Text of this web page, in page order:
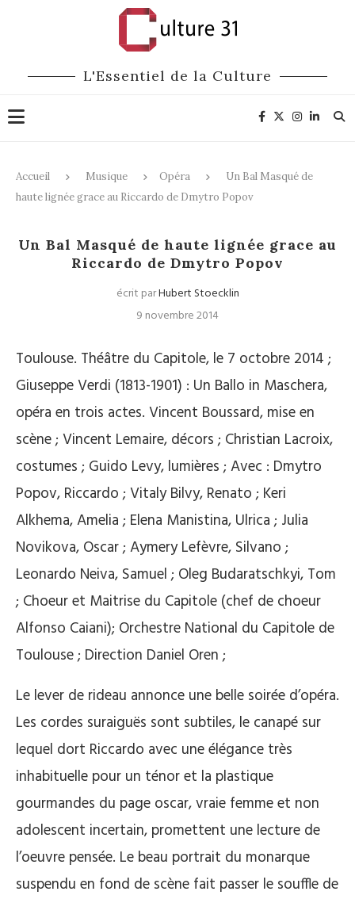
L'Essentiel de la Culture
Accueil Musique Opéra
Un Bal Masqué de
haute lignée grace au Riccardo de Dmytro Popov
Un Bal Masqué de haute lignée grace au
Riccardo de Dmytro Popov
écrit parHubert Stoecklin
9 novembre 2014
Toulouse. Théâtre du Capitole, le 7 octobre 2014 ;
Giuseppe Verdi (1813-1901) : Un Ballo in Maschera,
opéra en trois actes. Vincent Boussard, mise en
scène ; Vincent Lemaire, décors ; Christian Lacroix,
costumes ; Guido Levy, lumières ; Avec : Dmytro
Popov, Riccardo ; Vitaly Bilvy, Renato ; Keri
Alkhema, Amelia ; Elena Manistina, Ulrica ; Julia
Novikova, Oscar ; Aymery Lefèvre, Silvano ;
Leonardo Neiva, Samuel ; Oleg Budaratschkyi, Tom
; Choeur et Maitrise du Capitole (chef de choeur
Alfonso Caiani); Orchestre National du Capitole de
Toulouse ; Direction Daniel Oren ;
Le lever de rideau annonce une belle soirée d’opéra.
Les cordes suraiguës sont subtiles, le canapé sur
lequel dort Riccardo avec une élégance très
inhabituelle pour un ténor et la plastique
gourmandes du page oscar, vraie femme et non
adolescent incertain, promettent une lecture de
l’oeuvre pensée. Le beau portrait du monarque
suspendu en fond de scène fait passer le souffle de